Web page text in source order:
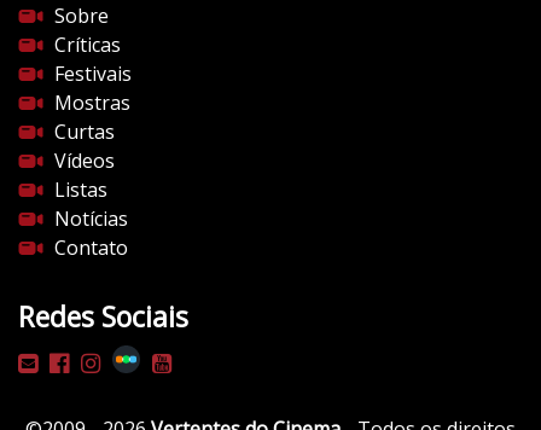
d
o
c
i
n
e
m
a
.
o
m
/
Sobre
Críticas
Festivais
Mostras
Curtas
Vídeos
Listas
Notícias
Contato
Redes Sociais